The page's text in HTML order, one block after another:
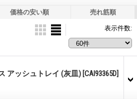
価格の安い順 売れ筋順
表示件数:
アッシュトレイ (灰皿) [CAI93365D]